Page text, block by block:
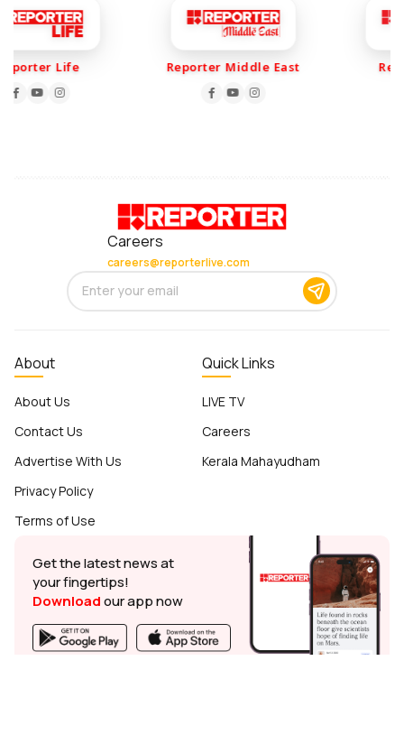
Life Reporter Middle East
Careers
careers@reporterlive.com
About
About Us
Contact Us
Advertise With Us
Privacy Policy
Terms of Use
Quick Links
LIVE TV
Careers
Kerala Mahayudham
Get the latest news at
your fingertips!
Downloadour app now